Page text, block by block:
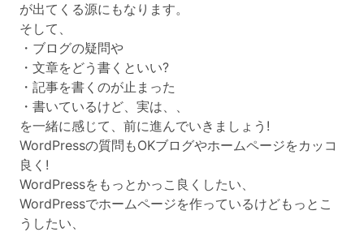
が出てくる源にもなります。
そして、
・ブログの疑問や
・文章をどう書くといい?
・記事を書くのが止まった
・書いているけど、実は、、
を一緒に感じて、前に進んでいきましょう!
WordPressの質問もOKブログやホームページをカッコ
良く!
WordPressをもっとかっこ良くしたい、
WordPressでホームページを作っているけどもっとこ
うしたい、